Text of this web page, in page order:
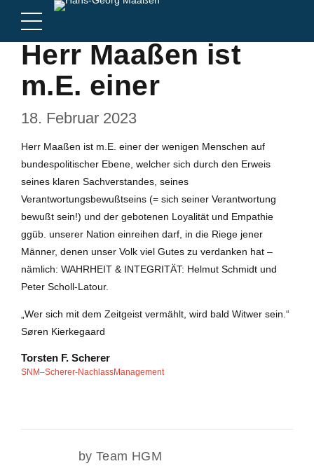
Herr Maaßen ist
m.E. einer
18. Februar 2023
Herr Maaßen ist m.E. einer der wenigen Menschen auf
bundespolitischer Ebene, welcher sich durch den Erweis
seines klaren Sachverstandes, seines
Verantwortungsbewußtseins (= sich seiner Verantwortung
bewußt sein!) und der gebotenen Loyalität und Empathie
ggüb. unserer Nation einreihen darf, in die Riege jener
Männer, denen unser Volk viel Gutes zu verdanken hat –
nämlich: WAHRHEIT & INTEGRITÄT: Helmut Schmidt und
Peter Scholl-Latour.
„Wer sich mit dem Zeitgeist vermählt, wird bald Witwer sein.“
Søren Kierkegaard
Torsten F. Scherer
SNM–Scherer-NachlassManagement
by Team HGM